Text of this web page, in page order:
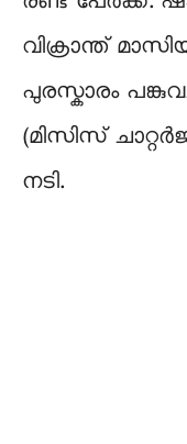
വിക്രാന്ത്
പുരസ്കാരം
(മിസിസ്
നടി.